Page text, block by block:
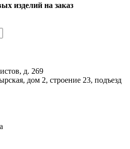
изделий на заказ
д. 269
дом 2, строение 23, подъезд